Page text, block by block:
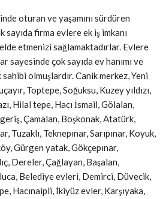
oturan ve yaşamını sürdüren
sayıda firma evlere ek iş imkanı
etmenizi sağlamaktadırlar. Evlere
sayesinde çok sayıda ev hanımı ve
olmuşlardır. Canik merkez, Yeni
Toptepe, Soğuksu, Kuzey yıldızı,
Hilal tepe, Hacı İsmail, Gölalan,
Çamalan, Boşkonak, Atatürk,
Tuzaklı, Teknepınar, Sarıpınar, Koyuk,
Gürgen yatak, Gökçepınar,
Dereler, Çağlayan, Başalan,
Belediye evleri, Demirci, Düvecik,
Hacınaipli, İkiyüz evler, Karşıyaka,